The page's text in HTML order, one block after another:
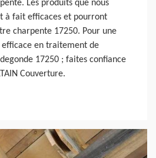
Les produits que nous
à fait efficaces et pourront
charpente 17250. Pour une
en traitement de
17250 ; faites confiance
Couverture.